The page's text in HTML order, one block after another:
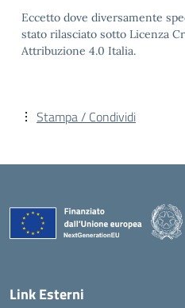
Eccetto dove diversamente
stato rilasciato sotto Licenza
Attribuzione 4.0 Italia.
Stampa / Condividi
Link Esterni